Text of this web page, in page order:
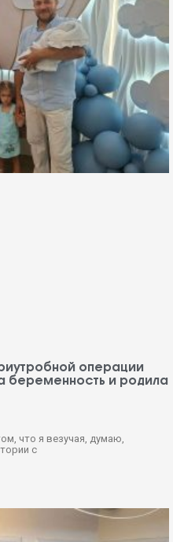
операции
беременность и родила
что я везучая, думаю,
с